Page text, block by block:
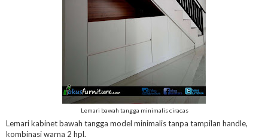
Lemari bawah tangga minimalis ciracas
Lemari kabinet bawah tangga model minimalis tanpa tampilan handle,
kombinasi warna 2 hpl.